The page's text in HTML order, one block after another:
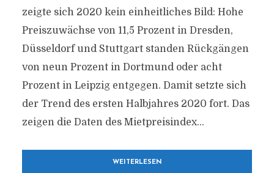
zeigte sich 2020 kein einheitliches Bild: Hohe
Preiszuwächse von 11,5 Prozent in Dresden,
Düsseldorf und Stuttgart standen Rückgängen
von neun Prozent in Dortmund oder acht
Prozent in Leipzig entgegen. Damit setzte sich
der Trend des ersten Halbjahres 2020 fort. Das
zeigen die Daten des Mietpreisindex...
WEITERLESEN